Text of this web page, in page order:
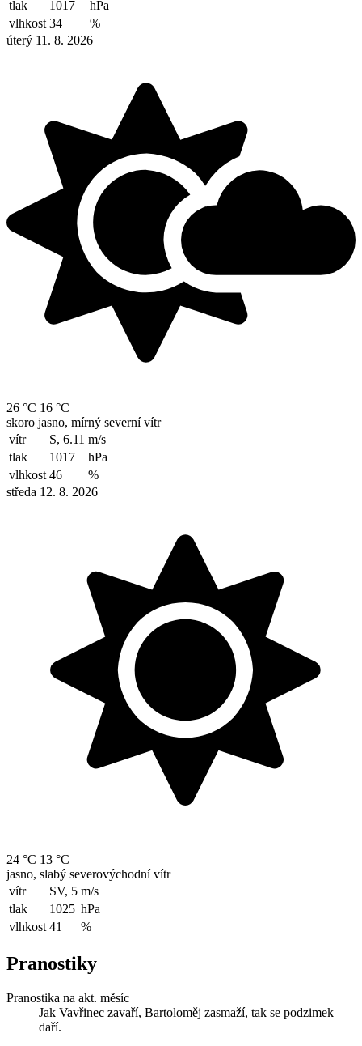
tlak 1017
hPa
vlhkost 34
%
úterý 11. 8. 2026
26 °C 16 °C
skoro jasno, mírný severní vítr
vítr
S, 6.11 m/s
tlak
1017
hPa
vlhkost 46
%
středa 12. 8. 2026
24 °C 13 °C
jasno, slabý severovýchodní vítr
vítr
SV, 5 m/s
tlak
1025 hPa
vlhkost 41 %
Pranostiky
Pranostika na akt. měsíc
Jak Vavřinec zavaří, Bartoloměj zasmaží, tak se podzimek
daří.